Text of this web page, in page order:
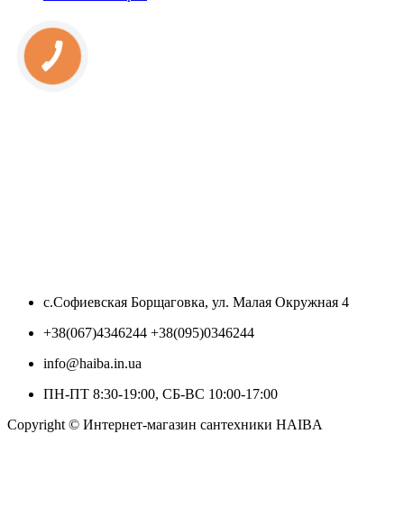
с.Софиевская Борщаговка, ул. Малая Окружная 4
+38(067)4346244 +38(095)0346244
info@haiba.in.ua
ПН-ПТ 8:30-19:00, СБ-ВС 10:00-17:00
Copyright © Интернет-магазин сантехники HAIBA